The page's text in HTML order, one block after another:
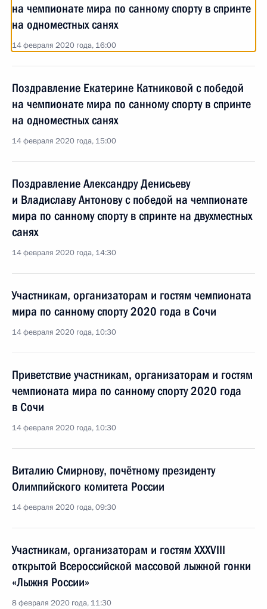
на чемпионате мира по санному спорту в спринте
на одноместных санях
14 февраля 2020 года, 16:00
Поздравление Екатерине Катниковой с победой
на чемпионате мира по санному спорту в спринте
на одноместных санях
14 февраля 2020 года, 15:00
Поздравление Александру Денисьеву
и Владиславу Антонову с победой на чемпионате
мира по санному спорту в спринте на двухместных
санях
14 февраля 2020 года, 14:30
Участникам, организаторам и гостям чемпионата
мира по санному спорту 2020 года в Сочи
14 февраля 2020 года, 10:30
Приветствие участникам, организаторам и гостям
чемпионата мира по санному спорту 2020 года
в Сочи
14 февраля 2020 года, 10:30
Виталию Смирнову, почётному президенту
Олимпийского комитета России
14 февраля 2020 года, 09:30
Участникам, организаторам и гостям XXXVIII
открытой Всероссийской массовой лыжной гонки
«Лыжня России»
8 февраля 2020 года, 11:30